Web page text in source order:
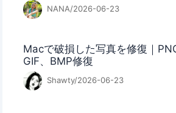
NANA/2026-06-23
Macで破損した写真を修復｜
GIF、BMP修復
Shawty/2026-06-23